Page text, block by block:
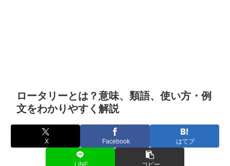
ロータリーとは？意味、類語、使い方・例
文をわかりやすく解説
X Facebook はてブ